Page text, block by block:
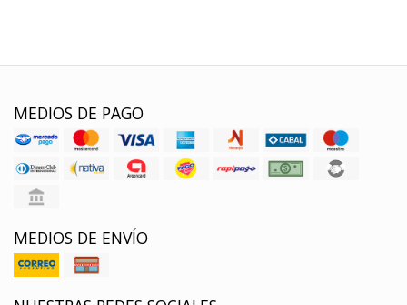
MEDIOS DE PAGO
MEDIOS DE ENVÍO